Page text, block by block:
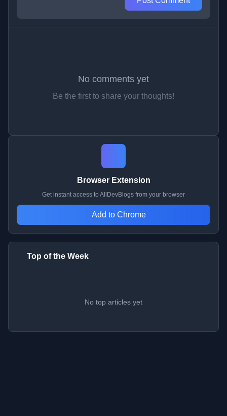
No comments yet
Be the first to share your thoughts!
Browser Extension
Get instant access to AllDevBlogs from your browser
Add to Chrome
Top of the Week
No top articles yet